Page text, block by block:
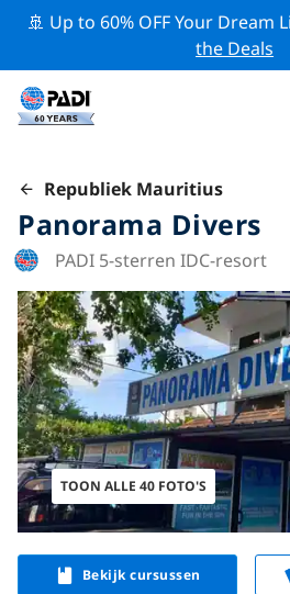
🚢 Up to 60% OFF Your Dream
the Deals
Republiek Mauritius
Panorama Divers
PADI 5-sterren IDC-resort
TOON ALLE 40 FOTO'S
Bekijk cursussen